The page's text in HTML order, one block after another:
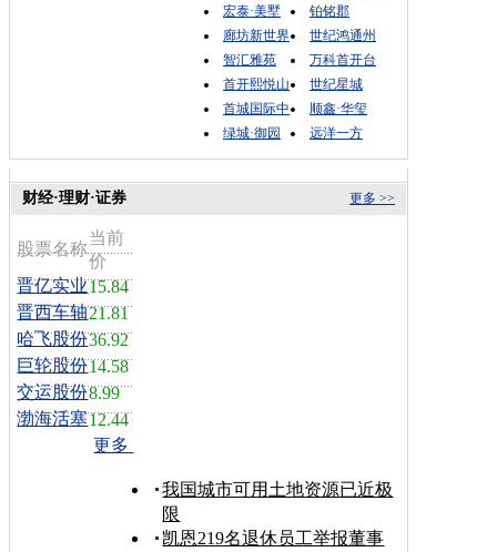
宏泰·美墅
铂铭郡
廊坊新世界
世纪鸿通州
智汇雅苑
万科首开台
首开熙悦山
世纪星城
首城国际中
顺鑫·华玺
绿城·御园
远洋一方
更多 >>
财经·理财·证券
股票名称
当前
价
晋亿实业15.84
晋西车轴21.81
哈飞股份36.92
巨轮股份14.58
交运股份8.99
渤海活塞12.44
更多
我国城市可用土地资源已近极
限
凯恩219名退休员工举报董事